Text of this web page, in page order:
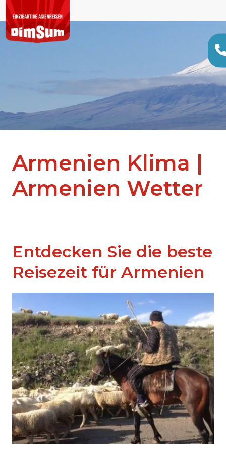
Armenien Klima |
Armenien Wetter
Entdecken Sie die beste
Reisezeit für Armenien